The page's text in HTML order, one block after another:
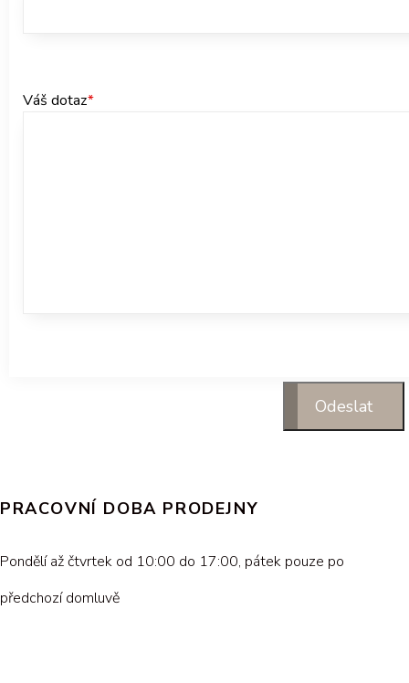
Váš dotaz*
PRACOVNÍ DOBA PRODEJNY
Pondělí až čtvrtek od 10:00 do 17:00, pátek pouze po
předchozí domluvě